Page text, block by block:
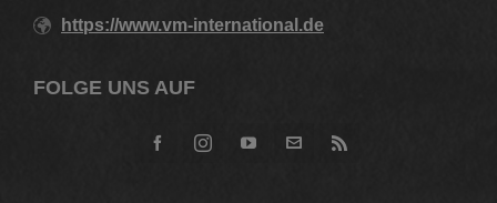
https://www.vm-international.de
FOLGE UNS AUF